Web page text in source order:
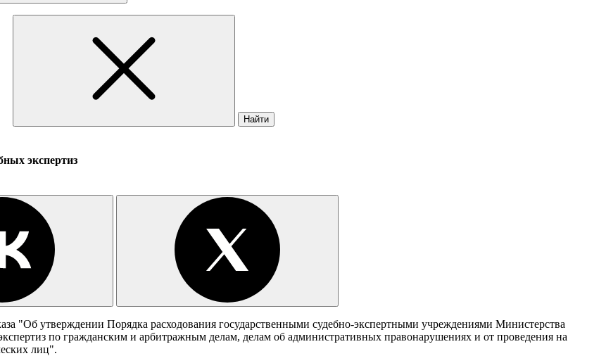
Найти
экспертиз
"Об утверждении Порядка расходования государственными судебно-экспертными учреждениями Министерства
по гражданским и арбитражным делам, делам об административных правонарушениях и от проведения на
лиц".